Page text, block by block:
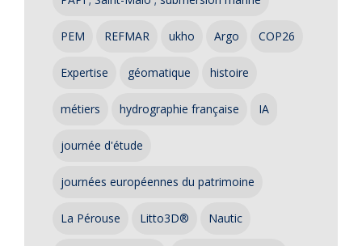
PEM REFMAR ukho Argo COP26
Expertise géomatique histoire
métiers hydrographie française IA
journée d'étude
journées européennes du patrimoine
La Pérouse Litto3D® Nautic